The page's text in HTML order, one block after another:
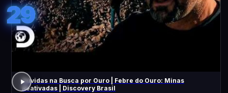
29
Dúvidas na Busca por Ouro | Febre do Ouro: Minas
Reativadas | Discovery Brasil